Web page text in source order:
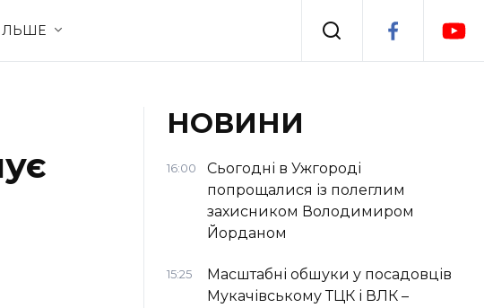
Події
життя
НОВИНИ
16:00
Сьогодні в Ужгороді
попрощалися із полеглим
захисником Володимиром
Йорданом
15:25
Масштабні обшуки у посадовців
Мукачівському ТЦК і ВЛК –